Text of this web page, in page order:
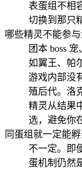
表蛋组不相
切换到那只
哪些精灵不能参
团本 boss
如翼王、帕
游戏内部没
殖后代。洛
精灵从结果
选，避免你
同蛋组就一定能孵
不一定。即
蛋机制仍然